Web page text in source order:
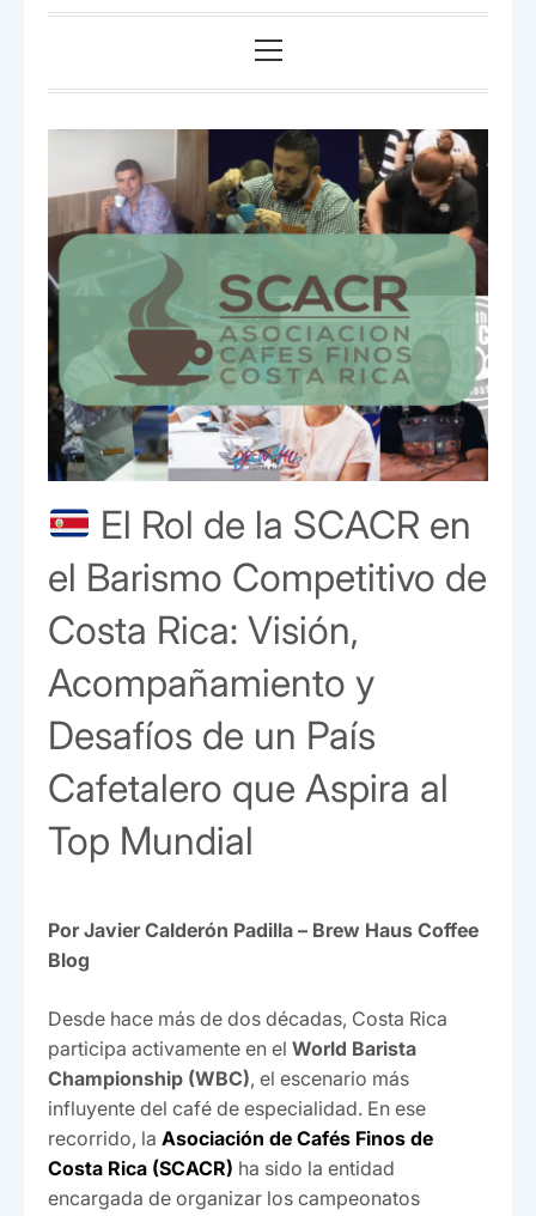
principal
El Rol de la SCACR en
el Barismo Competitivo de
Costa Rica: Visión,
Acompañamiento y
Desafíos de un País
Cafetalero que Aspira al
Top Mundial
Por Javier Calderón Padilla – Brew Haus Coffee
Blog
Desde hace más de dos décadas, Costa Rica
participa activamente en el World Barista
Championship (WBC), el escenario más
influyente del café de especialidad. En ese
recorrido, la Asociación de Cafés Finos de
Costa Rica (SCACR) ha sido la entidad
encargada de organizar los campeonatos